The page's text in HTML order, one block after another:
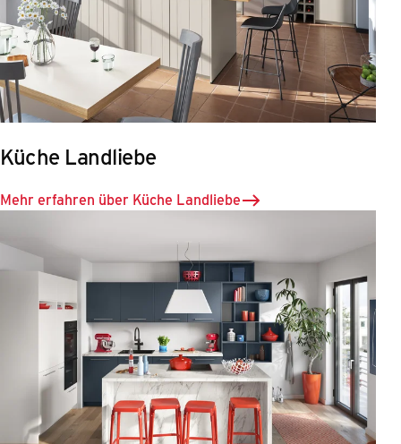
Küche Landliebe
Mehr erfahren über Küche Landliebe